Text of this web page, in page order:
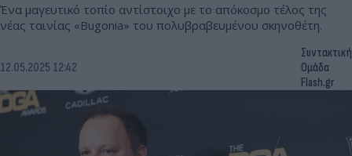
Ένα μαγευτικό τοπίο αντίστοιχο με το απόκοσμο τέλος της
νέας ταινίας «Bugonia» του πολυβραβευμένου σκηνοθέτη.
12.05.2025 12:42
Συντακτική
Ομάδα
Flash.gr